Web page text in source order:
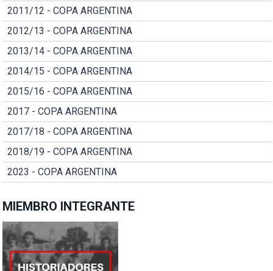
2011/12 - COPA ARGENTINA
2012/13 - COPA ARGENTINA
2013/14 - COPA ARGENTINA
2014/15 - COPA ARGENTINA
2015/16 - COPA ARGENTINA
2017 - COPA ARGENTINA
2017/18 - COPA ARGENTINA
2018/19 - COPA ARGENTINA
2023 - COPA ARGENTINA
MIEMBRO INTEGRANTE